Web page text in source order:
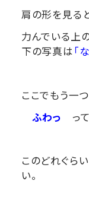
肩の形を見る
力んでいる上
下の写真は「
ここでもう一
ふわっ っ
このどれぐら
い。